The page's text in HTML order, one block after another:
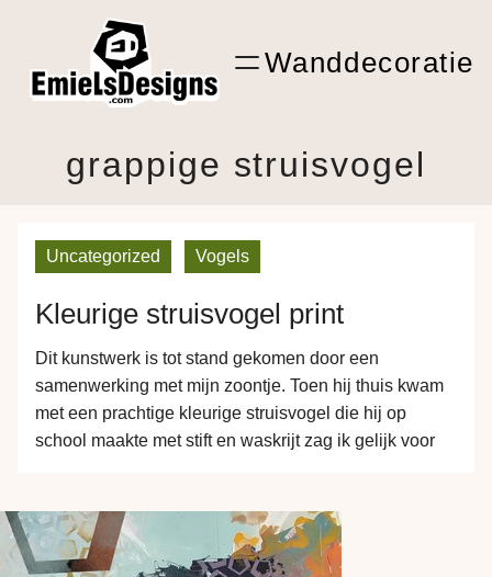
inhoud
Shop Kunst
Wanddecoratie
grappige struisvogel
Uncategorized Vogels
Kleurige struisvogel print
Dit kunstwerk is tot stand gekomen door een
samenwerking met mijn zoontje. Toen hij thuis kwam
met een prachtige kleurige struisvogel die hij op
school maakte met stift en waskrijt zag ik gelijk voor
hangen. Dit werk…